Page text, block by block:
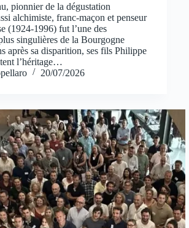
pionnier de la dégustation
alchimiste, franc-maçon et penseur
(1924-1996) fut l’une des
singulières de la Bourgogne
après sa disparition, ses fils Philippe
l’héritage…
20/07/2026